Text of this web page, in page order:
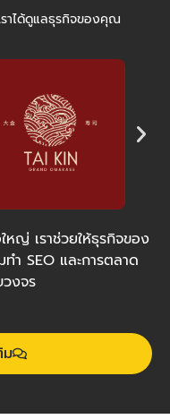
าได้ดูแลธุรกิจของคุณ
หญ่ เราช่วยให้ธุรกิจของ
ำ SEO และการตลาด
งจร
ม